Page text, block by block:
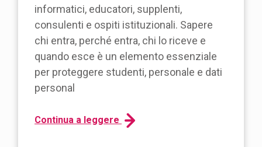
informatici, educatori, supplenti,
consulenti e ospiti istituzionali. Sapere
chi entra, perché entra, chi lo riceve e
quando esce è un elemento essenziale
per proteggere studenti, personale e dati
personal
Continua a leggere